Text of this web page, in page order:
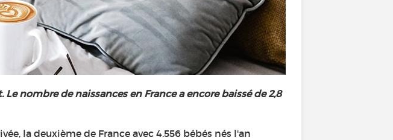
nombre de naissances en France a encore baissé de 2,8
la deuxième de France avec 4.556 bébés nés l'an